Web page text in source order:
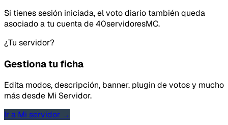
Si tienes sesión iniciada, el voto diario también queda
asociado a tu cuenta de 40servidoresMC.
¿Tu servidor?
Gestiona tu ficha
Edita modos, descripción, banner, plugin de votos y mucho
más desde Mi Servidor.
Ir a Mi servidor →